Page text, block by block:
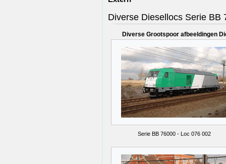
Diverse Diesellocs Serie BB
Diverse Grootspoor afbeeldingen
Serie BB 76000 - Loc 076 002